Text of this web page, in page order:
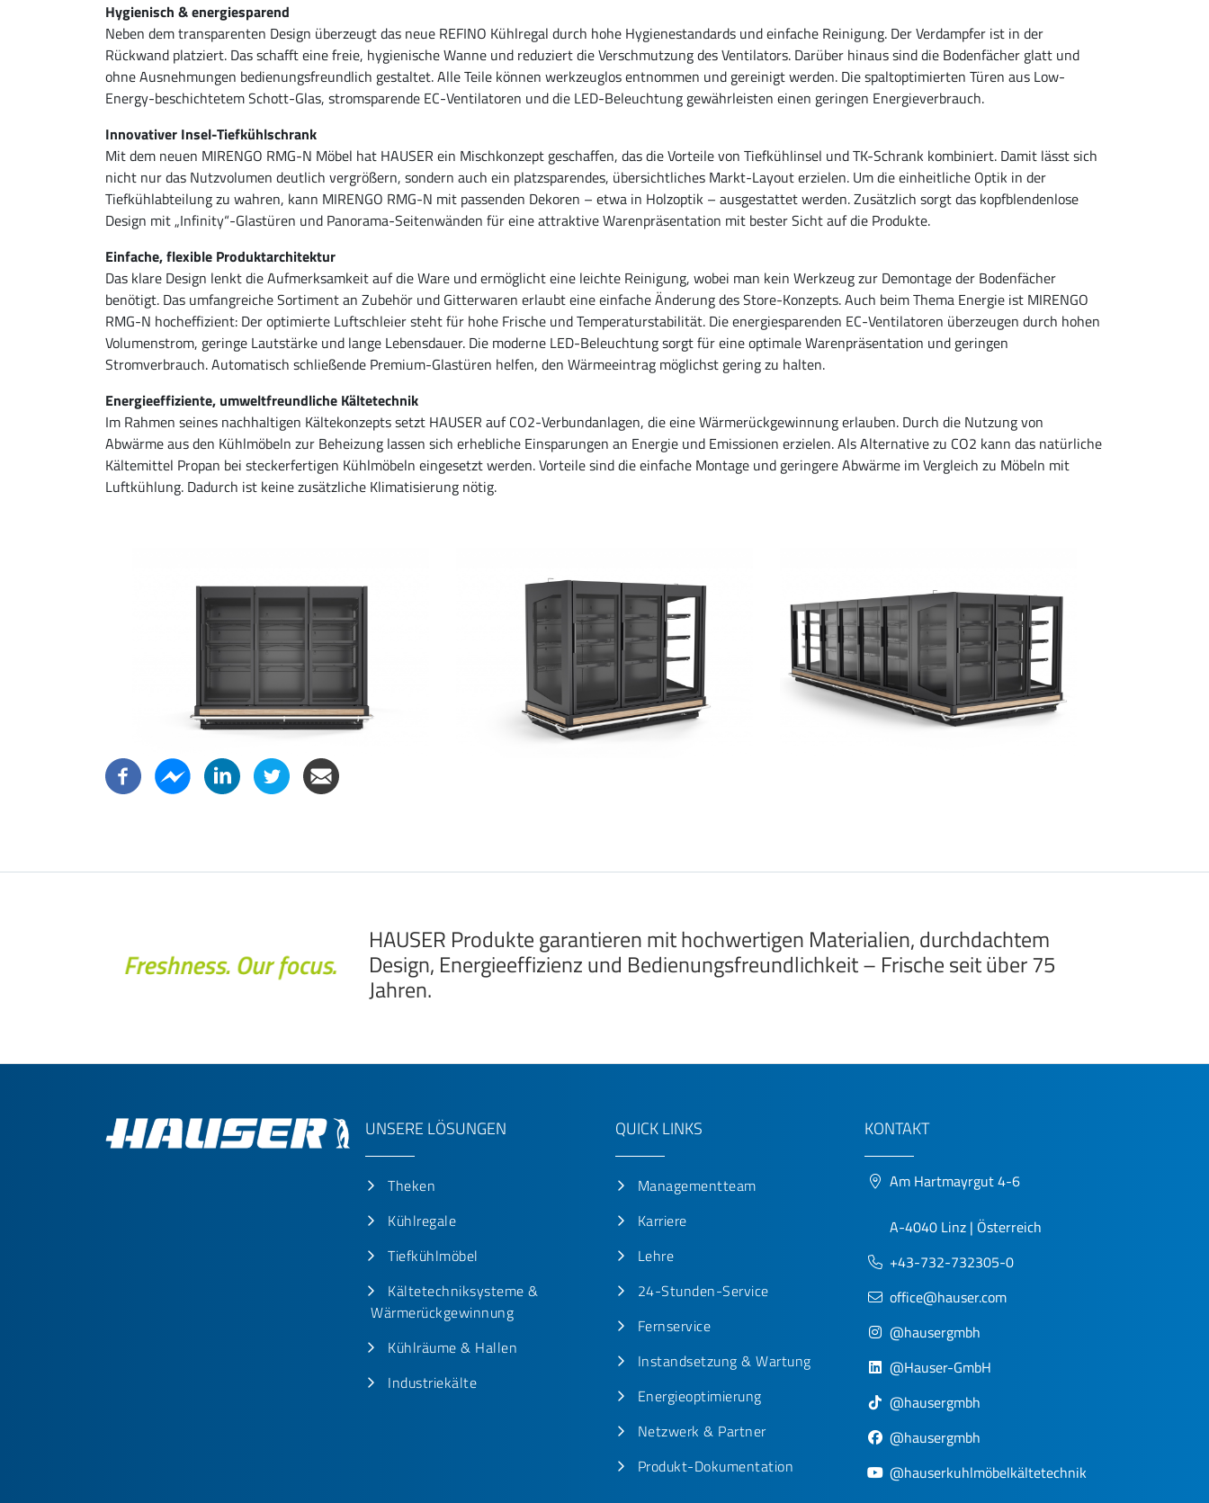
Hygienisch & energiesparend
Neben dem transparenten Design überzeugt das neue REFINO Kühlregal durch hohe Hygienestandards und einfache Reinigung. Der Verdampfer ist in der
Rückwand platziert. Das schafft eine freie, hygienische Wanne und reduziert die Verschmutzung des Ventilators. Darüber hinaus sind die Bodenfächer glatt und
ohne Ausnehmungen bedienungsfreundlich gestaltet. Alle Teile können werkzeuglos entnommen und gereinigt werden. Die spaltoptimierten Türen aus Low-
Energy-beschichtetem Schott-Glas, stromsparende EC-Ventilatoren und die LED-Beleuchtung gewährleisten einen geringen Energieverbrauch.
Innovativer Insel-Tiefkühlschrank
Mit dem neuen MIRENGO RMG-N Möbel hat HAUSER ein Mischkonzept geschaffen, das die Vorteile von Tiefkühlinsel und TK-Schrank kombiniert. Damit lässt sich
nicht nur das Nutzvolumen deutlich vergrößern, sondern auch ein platzsparendes, übersichtliches Markt-Layout erzielen. Um die einheitliche Optik in der
Tiefkühlabteilung zu wahren, kann MIRENGO RMG-N mit passenden Dekoren – etwa in Holzoptik – ausgestattet werden. Zusätzlich sorgt das kopfblendenlose
Design mit „Infinity“-Glastüren und Panorama-Seitenwänden für eine attraktive Warenpräsentation mit bester Sicht auf die Produkte.
Einfache, flexible Produktarchitektur
Das klare Design lenkt die Aufmerksamkeit auf die Ware und ermöglicht eine leichte Reinigung, wobei man kein Werkzeug zur Demontage der Bodenfächer
benötigt. Das umfangreiche Sortiment an Zubehör und Gitterwaren erlaubt eine einfache Änderung des Store-Konzepts. Auch beim Thema Energie ist MIRENGO
RMG-N hocheffizient: Der optimierte Luftschleier steht für hohe Frische und Temperaturstabilität. Die energiesparenden EC-Ventilatoren überzeugen durch hohen
Volumenstrom, geringe Lautstärke und lange Lebensdauer. Die moderne LED-Beleuchtung sorgt für eine optimale Warenpräsentation und geringen
Stromverbrauch. Automatisch schließende Premium-Glastüren helfen, den Wärmeeintrag möglichst gering zu halten.
Energieeffiziente, umweltfreundliche Kältetechnik
Im Rahmen seines nachhaltigen Kältekonzepts setzt HAUSER auf CO2-Verbundanlagen, die eine Wärmerückgewinnung erlauben. Durch die Nutzung von
Abwärme aus den Kühlmöbeln zur Beheizung lassen sich erhebliche Einsparungen an Energie und Emissionen erzielen. Als Alternative zu CO2 kann das natürliche
Kältemittel Propan bei steckerfertigen Kühlmöbeln eingesetzt werden. Vorteile sind die einfache Montage und geringere Abwärme im Vergleich zu Möbeln mit
Luftkühlung. Dadurch ist keine zusätzliche Klimatisierung nötig.
HAUSER Produkte garantieren mit hochwertigen Materialien, durchdachtem
Design, Energieeffizienz und Bedienungsfreundlichkeit – Frische seit über 75
Jahren.
UNSERE LÖSUNGEN
Theken
Kühlregale
Tiefkühlmöbel
Kältetechniksysteme &
Wärmerückgewinnung
Kühlräume & Hallen
Industriekälte
QUICK LINKS
Managementteam
Karriere
Lehre
24-Stunden-Service
Fernservice
Instandsetzung & Wartung
Energieoptimierung
Netzwerk & Partner
Produkt-Dokumentation
KONTAKT
Am Hartmayrgut 4-6
A-4040 Linz | Österreich
+43-732-732305-0
office@hauser.com
@hausergmbh
@Hauser-GmbH
@hausergmbh
@hausergmbh
@hauserkuhlmöbelkältetechnik